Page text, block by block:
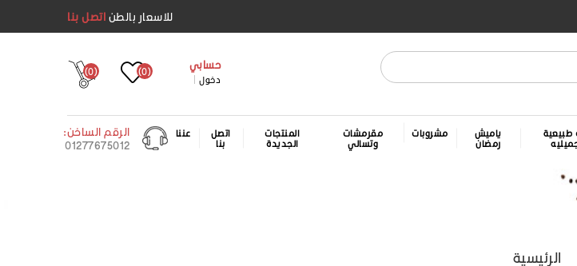
للاسعار بالطن اتصل بنا
حسابي
دخول
(0)
(0)
طبيعية
ياميش
رمضان
مشروبات
مقرمشات
وتسالي
المنتجات
الجديدة
اتصل
بنا
عننا
الرقم الساخن:
01277675012
الرئيسية